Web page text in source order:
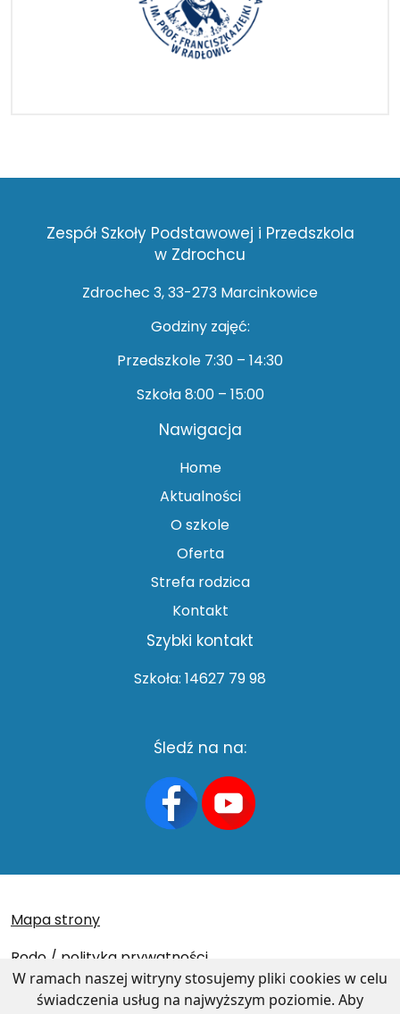
Zespół Szkoły Podstawowej i Przedszkola
w Zdrochcu
Zdrochec 3, 33-273 Marcinkowice
Godziny zajęć:
Przedszkole 7:30 – 14:30
Szkoła 8:00 – 15:00
Nawigacja
Home
Aktualności
O szkole
Oferta
Strefa rodzica
Kontakt
Szybki kontakt
Szkoła: 14627 79 98
Śledź na na:
Mapa strony
Rodo / polityka prywatności
Deklaracja dostępności
W ramach naszej witryny stosujemy pliki cookies w celu
świadczenia usług na najwyższym poziomie. Aby